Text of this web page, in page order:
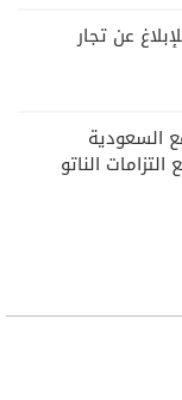
عن تجار
السعودية
الناتو